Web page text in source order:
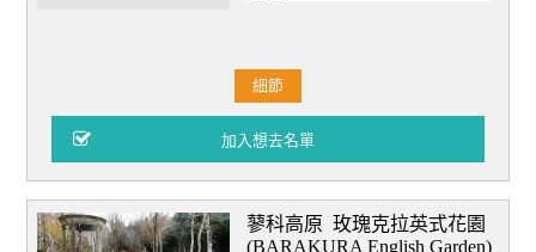
細節
蓼科高原 玫瑰克拉英式花園
(BARAKURA English Garden)